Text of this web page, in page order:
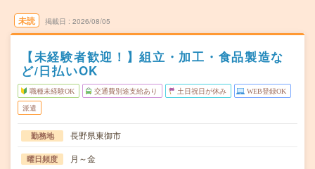
未読 掲載日 2026/08/05
【未経験者歓迎！】組立・加工・食品製造な
ど/日払いOK
職種未経験OK 交通費別途支給あり 土日祝日が休み WEB登録OK
派遣
勤務地 長野県東御市
曜日頻度 月～金